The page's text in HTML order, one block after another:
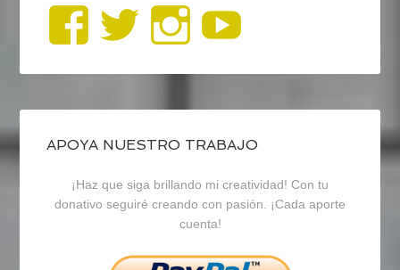
Ver
perfil
de
blogrecursosep
en
Facebook
Ver
perfil
de
recursosep
en
Twitter
Ver
perfil
de
recursosep
en
Instagram
APOYA NUESTRO TRABAJO
¡Haz que siga brillando mi creatividad! Con tu
donativo seguiré creando con pasión. ¡Cada aporte
cuenta!